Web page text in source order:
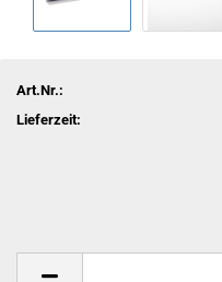
Art.Nr.:
Lieferzeit: